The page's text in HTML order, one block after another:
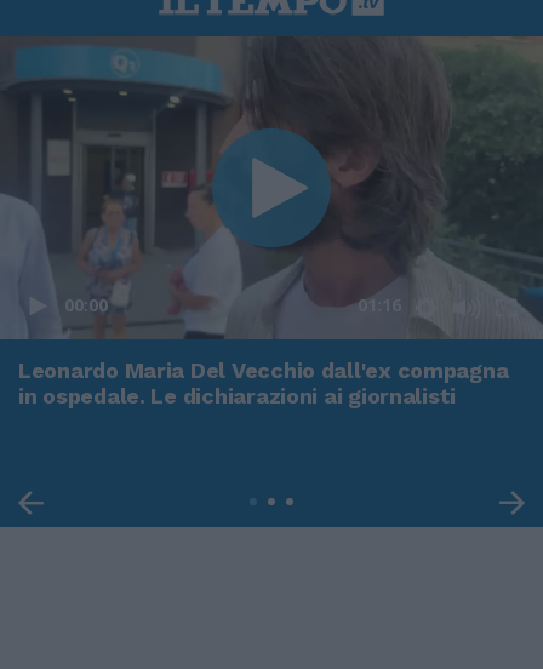
00:00 01:16
Leonardo Maria Del Vecchio dall'ex compagna
in ospedale. Le dichiarazioni ai giornalisti